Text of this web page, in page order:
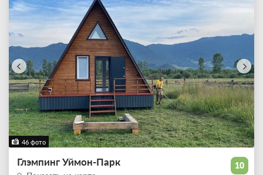
46 фото
10
Глэмпинг Уймон-Парк